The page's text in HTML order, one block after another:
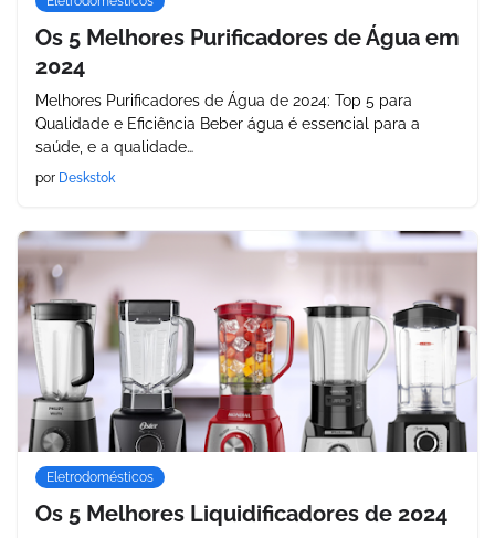
Os 5 Melhores Purificadores de Água em
2024
Melhores Purificadores de Água de 2024: Top 5 para
Qualidade e Eficiência Beber água é essencial para a
saúde, e a qualidade…
por Deskstok
Eletrodomésticos
Os 5 Melhores Liquidificadores de 2024